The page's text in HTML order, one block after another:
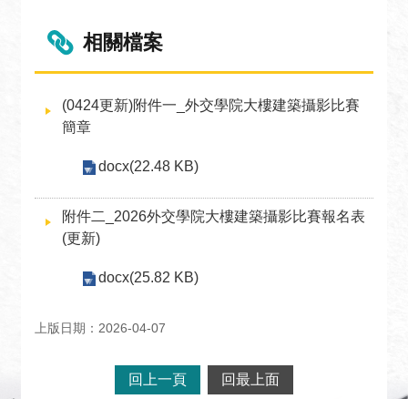
相關檔案
(0424更新)附件一_外交學院大樓建築攝影比賽
簡章
docx(22.48 KB)
附件二_2026外交學院大樓建築攝影比賽報名表
(更新)
docx(25.82 KB)
上版日期：2026-04-07
回上一頁 回最上面